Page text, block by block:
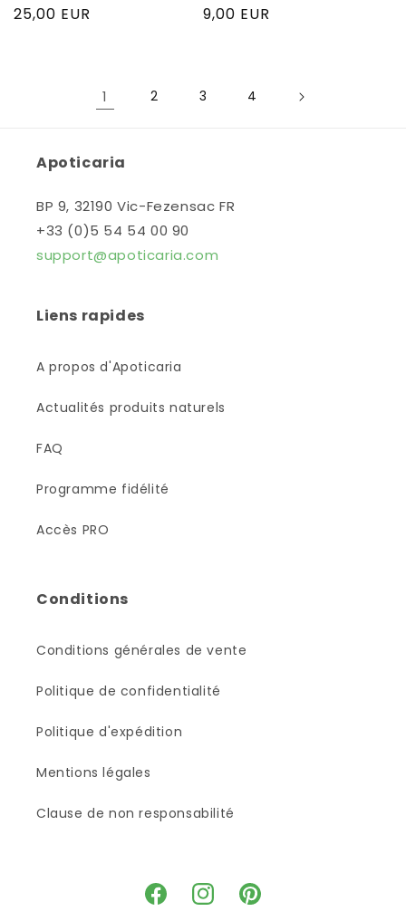
Prix
25,00 EUR
Prix
9,00 EUR
1 2 3 4
Apoticaria
BP 9, 32190 Vic-Fezensac FR
+33 (0)5 54 54 00 90
support@apoticaria.com
Liens rapides
A propos d'Apoticaria
Actualités produits naturels
FAQ
Programme fidélité
Accès PRO
Conditions
Conditions générales de vente
Politique de confidentialité
Politique d'expédition
Mentions légales
Clause de non responsabilité
FacebookInstagramPinterest